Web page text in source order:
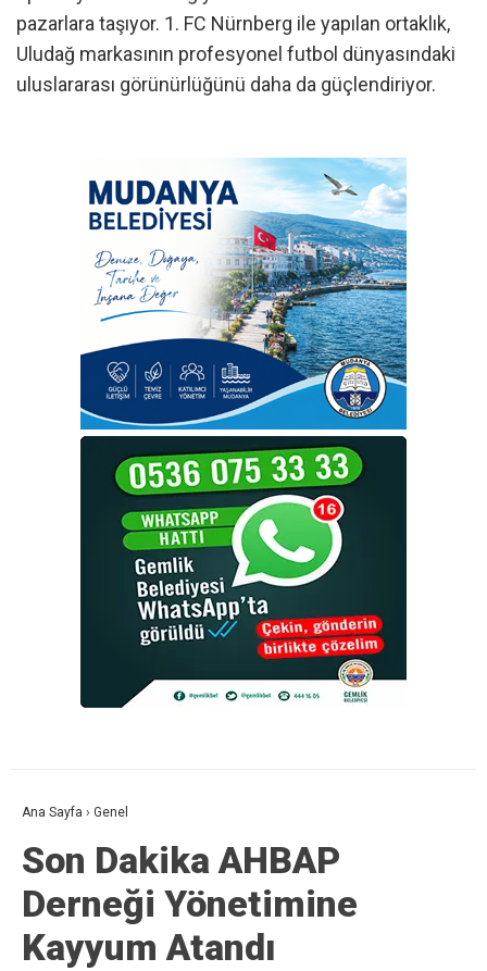
pazarlara taşıyor. 1. FC Nürnberg ile yapılan ortaklık,
Uludağ markasının profesyonel futbol dünyasındaki
uluslararası görünürlüğünü daha da güçlendiriyor.
Ana Sayfa › Genel
Son Dakika AHBAP
Derneği Yönetimine
Kayyum Atandı